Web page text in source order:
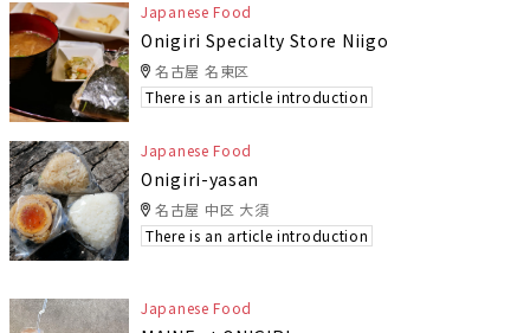
Japanese Food
Onigiri Specialty Store Niigo
名古屋 名東区
There is an article introduction
Japanese Food
Onigiri-yasan
名古屋 中区 大須
There is an article introduction
Japanese Food